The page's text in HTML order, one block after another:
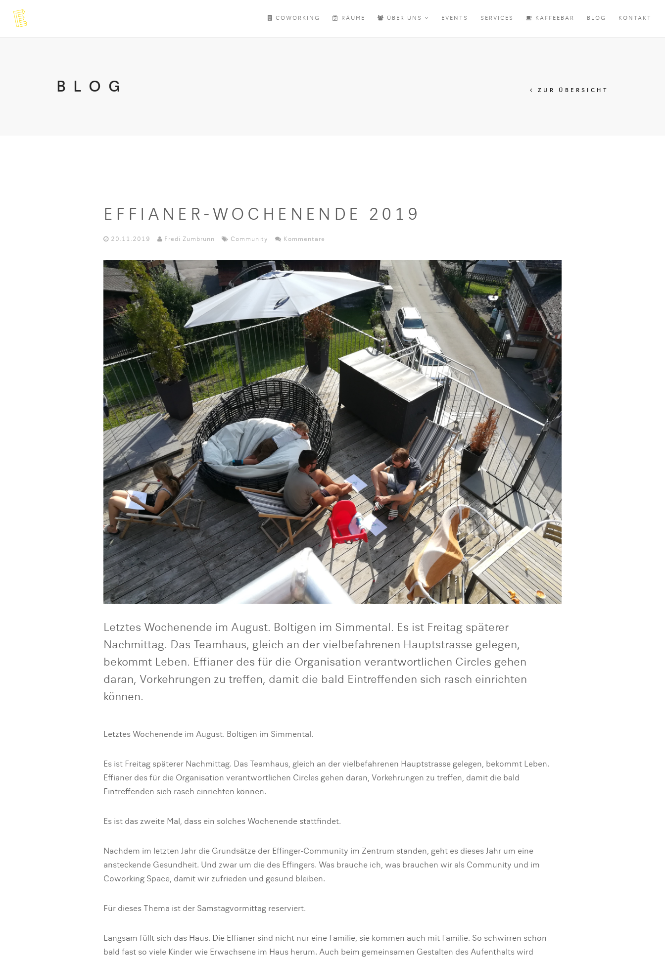
COWORKING RÄUME ÜBER UNS EVENTS SERVICES KAFFEEBAR BLOG KONTAKT
BLOG ZUR ÜBERSICHT
EFFIANER-WOCHENENDE 2019
20.11.2019 Fredi Zumbrunn Community Kommentare
Letztes Wochenende im August. Boltigen im Simmental. Es ist Freitag späterer
Nachmittag. Das Teamhaus, gleich an der vielbefahrenen Hauptstrasse gelegen,
bekommt Leben. Effianer des für die Organisation verantwortlichen Circles gehen
daran, Vorkehrungen zu treffen, damit die bald Eintreffenden sich rasch einrichten
können.
Letztes Wochenende im August. Boltigen im Simmental.
Es ist Freitag späterer Nachmittag. Das Teamhaus, gleich an der vielbefahrenen Hauptstrasse gelegen, bekommt Leben.
Effianer des für die Organisation verantwortlichen Circles gehen daran, Vorkehrungen zu treffen, damit die bald
Eintreffenden sich rasch einrichten können.
Es ist das zweite Mal, dass ein solches Wochenende stattfindet.
Nachdem im letzten Jahr die Grundsätze der Effinger-Community im Zentrum standen, geht es dieses Jahr um eine
ansteckende Gesundheit. Und zwar um die des Effingers. Was brauche ich, was brauchen wir als Community und im
Coworking Space, damit wir zufrieden und gesund bleiben.
Für dieses Thema ist der Samstagvormittag reserviert.
Langsam füllt sich das Haus. Die Effianer sind nicht nur eine Familie, sie kommen auch mit Familie. So schwirren schon
bald fast so viele Kinder wie Erwachsene im Haus herum. Auch beim gemeinsamen Gestalten des Aufenthalts wird